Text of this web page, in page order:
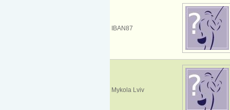
IBAN87
Mykola Lviv